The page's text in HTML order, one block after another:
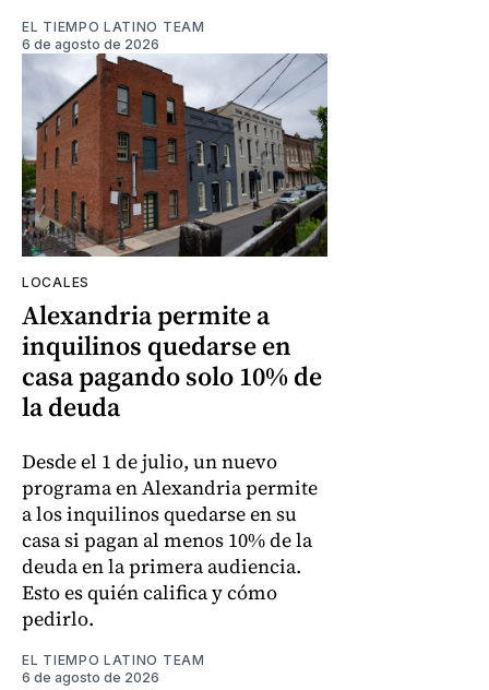
EL TIEMPO LATINO TEAM
6 de agosto de 2026
LOCALES
Alexandria permite a
inquilinos quedarse en
casa pagando solo 10% de
la deuda
Desde el 1 de julio, un nuevo
programa en Alexandria permite
a los inquilinos quedarse en su
casa si pagan al menos 10% de la
deuda en la primera audiencia.
Esto es quién califica y cómo
pedirlo.
EL TIEMPO LATINO TEAM
6 de agosto de 2026